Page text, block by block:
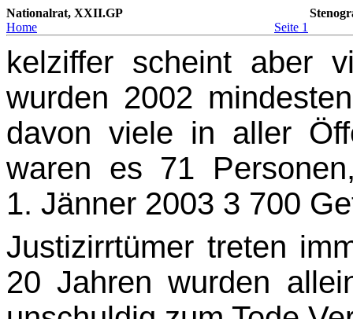
Nationalrat, XXII.GP
Home
Seite 1
kelziffer scheint aber
wurden 2002
davon viele in aller
waren es 71
1. Jänner 2003 3 700
Justizirrtümer treten
20 Jahren wurden